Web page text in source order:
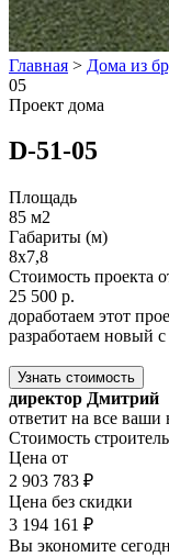
Главная > Дома из
05
Проект дома
D-51-05
Площадь
85 м2
Габариты (м)
8x7,8
Стоимость проекта
25 500 р.
доработаем этот
разработаем новый с
Узнать стоимость
директор Дмитрий
ответит на все ваши
Стоимость
Цена от
2 903 783 ₽
Цена без скидки
3 194 161 ₽
Вы экономите